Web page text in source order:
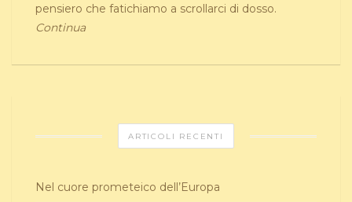
pensiero che fatichiamo a scrollarci di dosso.
Continua
ARTICOLI RECENTI
Nel cuore prometeico dell’Europa